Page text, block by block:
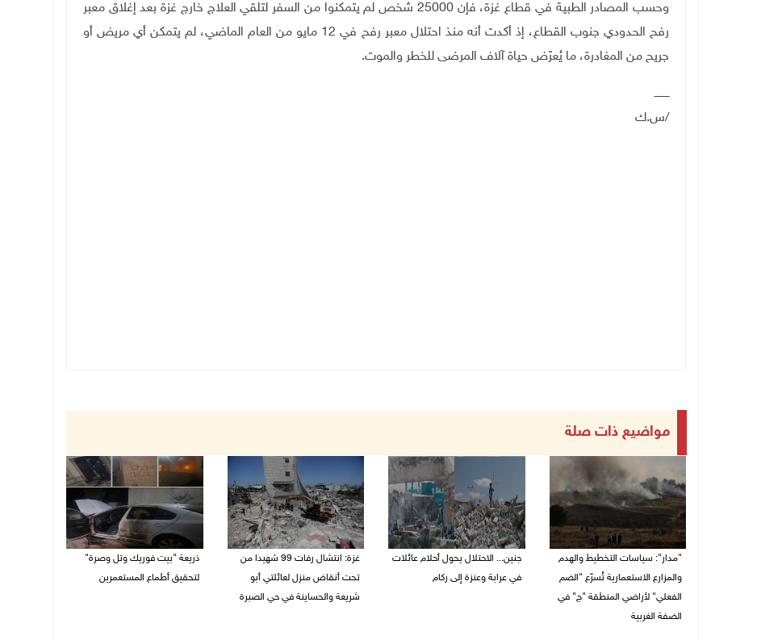
وحسب المصادر الطبية في قطاع غزة، فإن 25000 شخص لم يتمكنوا من السفر لتلقي العلاج خارج غزة بعد إغلاق معبر
رفح الحدودي جنوب القطاع، إذ أكدت أنه منذ احتلال معبر رفح في 12 مايو من العام الماضي، لم يتمكن أي مريض أو
جريح من المغادرة، ما يُعرّض حياة آلاف المرضى للخطر والموت.
ـــــــــ
/س.ك
مواضيع ذات صلة
"مدار": سياسات التخطيط والهدم
والمزارع الاستعمارية تُسرّع "الضم
الفعلي" لأراضي المنطقة "ج" في
الضفة الغربية
جنين... الاحتلال يحول أحلام عائلات
في عرابة وعنزة إلى ركام
غزة: انتشال رفات 99 شهيدا من
تحت أنقاض منزل لعائلتي أبو
شريعة والحساينة في حي الصبرة
ذريعة "بيت فوريك وتل وصرة"
لتحقيق أطماع المستعمرين